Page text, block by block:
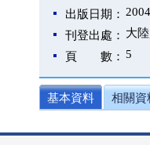
出版日期：
刊登出處： 大
頁 數： 5
基本資料 相關資